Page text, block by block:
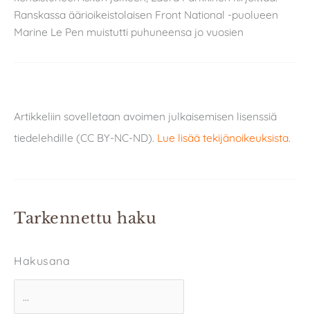
Ranskassa äärioikeistolaisen Front National -puolueen
Marine Le Pen muistutti puhuneensa jo vuosien
Artikkeliin sovelletaan avoimen julkaisemisen lisenssiä
tiedelehdille (CC BY-NC-ND). Lue lisää tekijänoikeuksista.
Tarkennettu haku
Hakusana